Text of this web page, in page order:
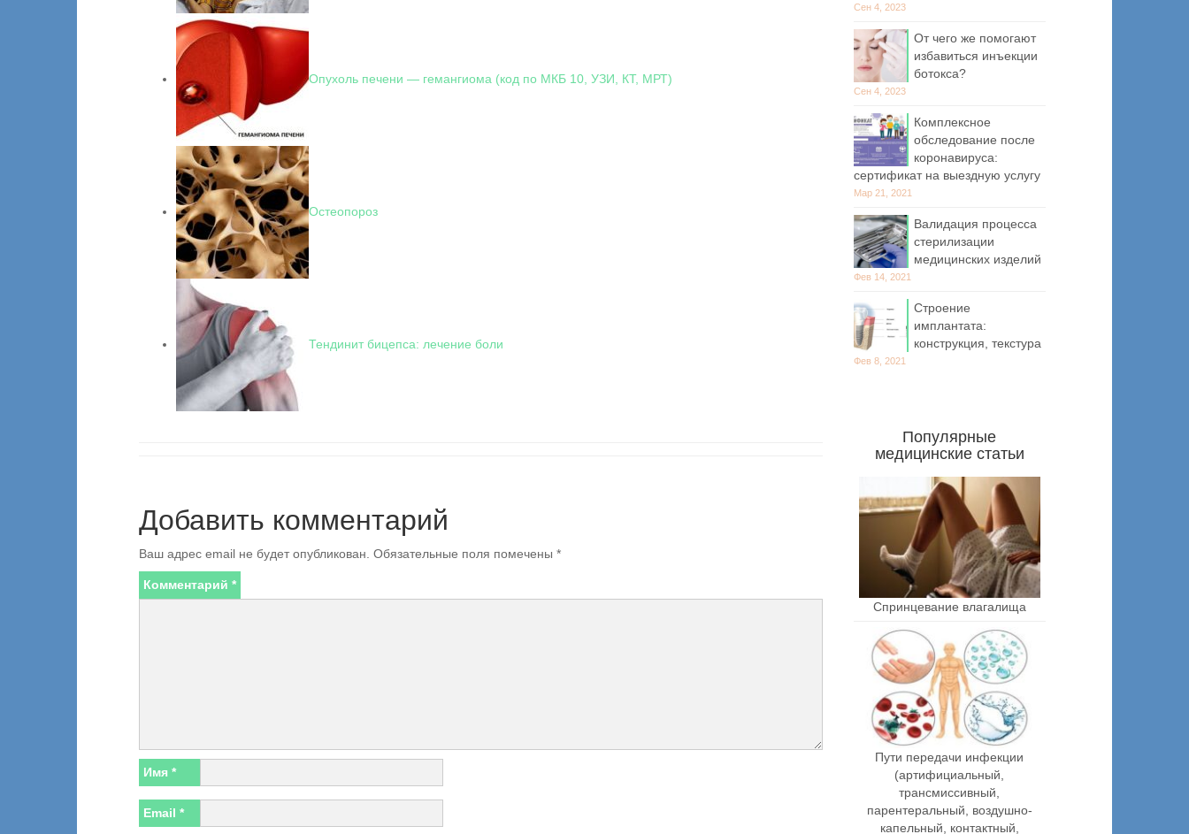
Опухоль печени — гемангиома (код по МКБ 10, УЗИ, КТ, МРТ)
Остеопороз
Тендинит бицепса: лечение боли
Добавить комментарий
Ваш адрес email не будет опубликован. Обязательные поля помечены *
Комментарий *
Имя *
Email *
Сен 4, 2023
От чего же помогают
избавиться инъекции
ботокса?
Сен 4, 2023
Комплексное
обследование после
коронавируса:
сертификат на выездную услугу
Мар 21, 2021
Валидация процесса
стерилизации
медицинских изделий
Фев 14, 2021
Строение
имплантата:
конструкция, текстура
Фев 8, 2021
Популярные
медицинские статьи
Спринцевание влагалища
Пути передачи инфекции
(артифициальный,
трансмиссивный,
парентеральный, воздушно-
капельный, контактный,